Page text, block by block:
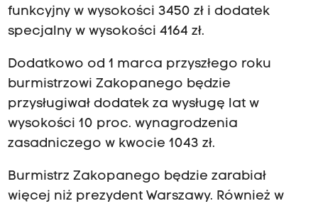
funkcyjny w wysokości 3450 zł i dodatek
specjalny w wysokości 4164 zł.
Dodatkowo od 1 marca przyszłego roku
burmistrzowi Zakopanego będzie
przysługiwał dodatek za wysługę lat w
wysokości 10 proc. wynagrodzenia
zasadniczego w kwocie 1043 zł.
Burmistrz Zakopanego będzie zarabiał
więcej niż prezydent Warszawy. Również w